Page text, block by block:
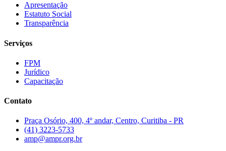
Apresentação
Estatuto Social
Transparência
Serviços
FPM
Jurídico
Capacitação
Contato
Praça Osório, 400, 4º andar, Centro, Curitiba - PR
(41) 3223-5733
amp@ampr.org.br